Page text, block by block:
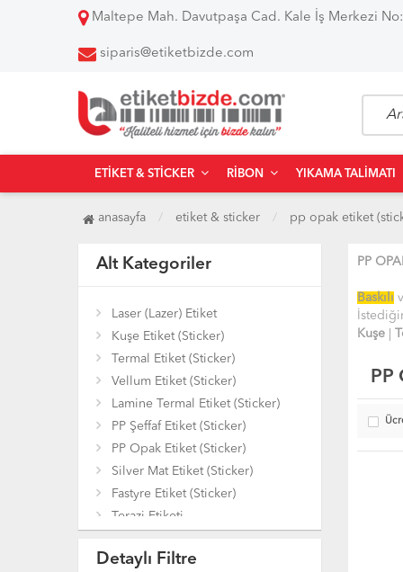
Maltepe Mah. Davutpaşa Cad. Kale İş Merkezi
siparis@etiketbizde.com
ETIKET & STICKER RIBON YIKAMA TALIMATI
anasayfa etiket & sticker pp opak etiket
Alt Kategoriler
Laser (Lazer) Etiket
Kuşe Etiket (Sticker)
Termal Etiket (Sticker)
Vellum Etiket (Sticker)
Lamine Termal Etiket (Sticker)
PP Şeffaf Etiket (Sticker)
PP Opak Etiket (Sticker)
Silver Mat Etiket (Sticker)
Fastyre Etiket (Sticker)
Terazi Etiketi
Çok Amaçlı Etiketler (Sticker)
Detaylı Filtre
PP
Baskılı
Kuşe
•
•
• Gıda
•
PP